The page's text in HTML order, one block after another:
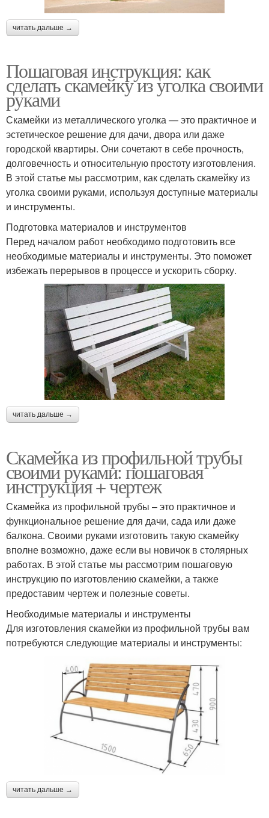
читать дальше →
Пошаговая инструкция: как
сделать скамейку из уголка своими
руками
Скамейки из металлического уголка — это практичное и
эстетическое решение для дачи, двора или даже
городской квартиры. Они сочетают в себе прочность,
долговечность и относительную простоту изготовления.
В этой статье мы рассмотрим, как сделать скамейку из
уголка своими руками, используя доступные материалы
и инструменты.
Подготовка материалов и инструментов
Перед началом работ необходимо подготовить все
необходимые материалы и инструменты. Это поможет
избежать перерывов в процессе и ускорить сборку.
читать дальше →
Скамейка из профильной трубы
своими руками: пошаговая
инструкция + чертеж
Скамейка из профильной трубы – это практичное и
функциональное решение для дачи, сада или даже
балкона. Своими руками изготовить такую скамейку
вполне возможно, даже если вы новичок в столярных
работах. В этой статье мы рассмотрим пошаговую
инструкцию по изготовлению скамейки, а также
предоставим чертеж и полезные советы.
Необходимые материалы и инструменты
Для изготовления скамейки из профильной трубы вам
потребуются следующие материалы и инструменты:
читать дальше →